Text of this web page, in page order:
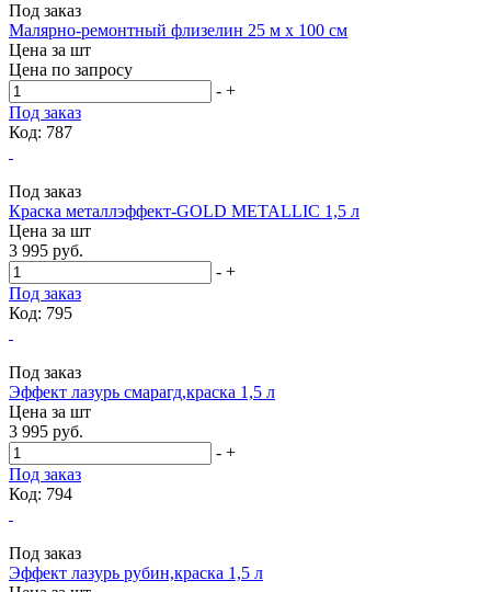
Под заказ
Малярно-ремонтный флизелин 25 м х 100 см
Цена за шт
Цена по запросу
- +
Под заказ
Код: 787
Под заказ
Краска металлэффект-GOLD METALLIC 1,5 л
Цена за шт
3 995 руб.
- +
Под заказ
Код: 795
Под заказ
Эффект лазурь смарагд,краска 1,5 л
Цена за шт
3 995 руб.
- +
Под заказ
Код: 794
Под заказ
Эффект лазурь рубин,краска 1,5 л